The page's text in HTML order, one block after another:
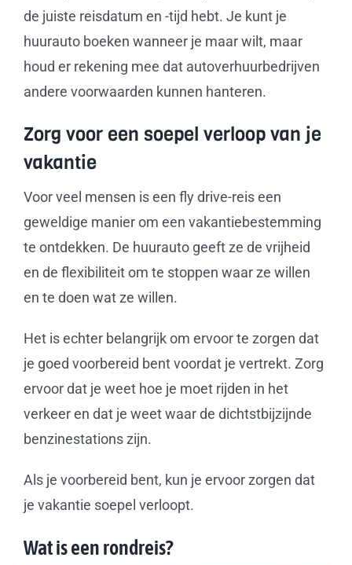
de juiste reisdatum en -tijd hebt. Je kunt je
huurauto boeken wanneer je maar wilt, maar
houd er rekening mee dat autoverhuurbedrijven
andere voorwaarden kunnen hanteren.
Zorg voor een soepel verloop van je
vakantie
Voor veel mensen is een fly drive-reis een
geweldige manier om een vakantiebestemming
te ontdekken. De huurauto geeft ze de vrijheid
en de flexibiliteit om te stoppen waar ze willen
en te doen wat ze willen.
Het is echter belangrijk om ervoor te zorgen dat
je goed voorbereid bent voordat je vertrekt. Zorg
ervoor dat je weet hoe je moet rijden in het
verkeer en dat je weet waar de dichtstbijzijnde
benzinestations zijn.
Als je voorbereid bent, kun je ervoor zorgen dat
je vakantie soepel verloopt.
Wat is een rondreis?